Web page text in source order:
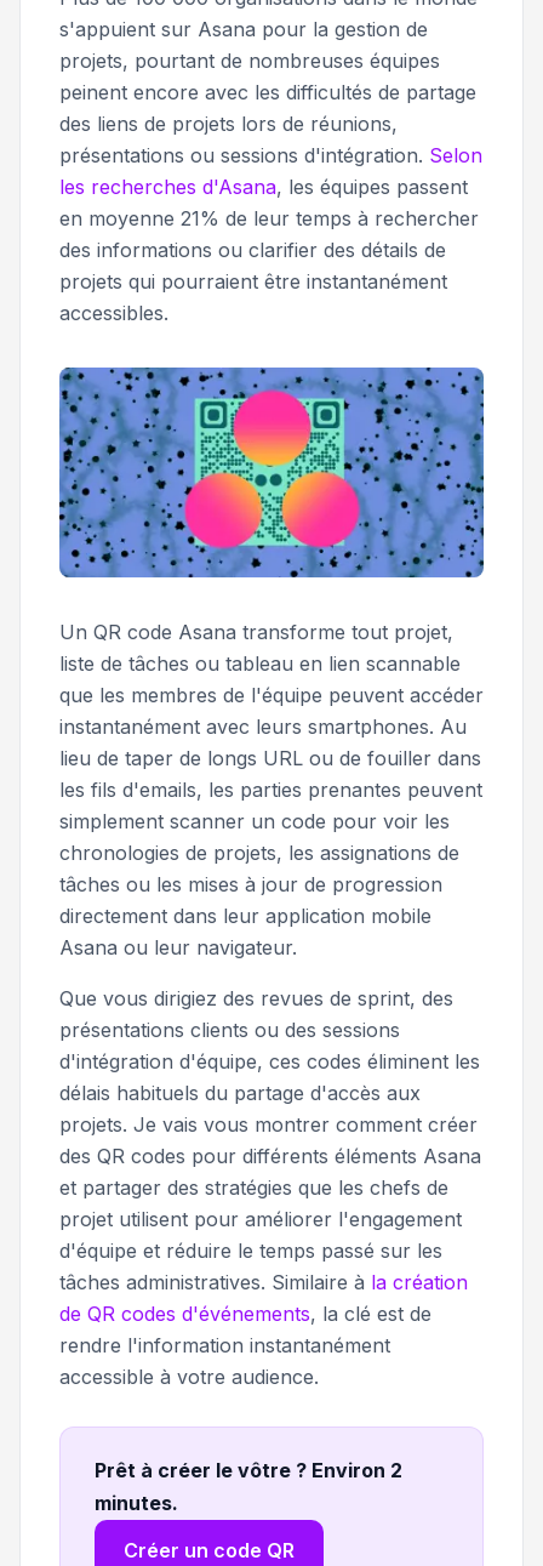
s'appuient sur Asana pour la gestion de
projets, pourtant de nombreuses équipes
peinent encore avec les difficultés de partage
des liens de projets lors de réunions,
présentations ou sessions d'intégration. Selon
les recherches d'Asana, les équipes passent
en moyenne 21% de leur temps à rechercher
des informations ou clarifier des détails de
projets qui pourraient être instantanément
accessibles.
Un QR code Asana transforme tout projet,
liste de tâches ou tableau en lien scannable
que les membres de l'équipe peuvent accéder
instantanément avec leurs smartphones. Au
lieu de taper de longs URL ou de fouiller dans
les fils d'emails, les parties prenantes peuvent
simplement scanner un code pour voir les
chronologies de projets, les assignations de
tâches ou les mises à jour de progression
directement dans leur application mobile
Asana ou leur navigateur.
Que vous dirigiez des revues de sprint, des
présentations clients ou des sessions
d'intégration d'équipe, ces codes éliminent les
délais habituels du partage d'accès aux
projets. Je vais vous montrer comment créer
des QR codes pour différents éléments Asana
et partager des stratégies que les chefs de
projet utilisent pour améliorer l'engagement
d'équipe et réduire le temps passé sur les
tâches administratives. Similaire à la création
de QR codes d'événements, la clé est de
rendre l'information instantanément
accessible à votre audience.
Prêt à créer le vôtre ? Environ 2
minutes.
Créer un code QR